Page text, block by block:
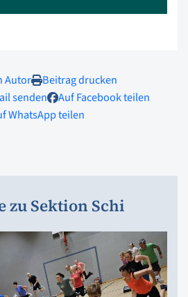
Autor
Beitrag drucken
senden
Auf Facebook teilen
WhatsApp teilen
zu Sektion Schi